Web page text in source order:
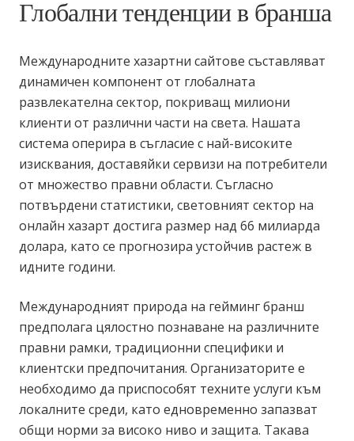
Глобални тенденции в бранша
Международните хазартни сайтове съставляват
динамичен компонент от глобалната
развлекателна сектор, покриващ милиони
клиенти от различни части на света. Нашата
система оперира в съгласие с най-високите
изисквания, доставяйки сервизи на потребители
от множество правни области. Съгласно
потвърдени статистики, световният сектор на
онлайн хазарт достига размер над 66 милиарда
долара, като се прогнозира устойчив растеж в
идните години.
Международният природа на гейминг бранш
предполага цялостно познаване на различните
правни рамки, традиционни специфики и
клиентски предпочитания. Организаторите е
необходимо да приспособят техните услуги към
локалните среди, като едновременно запазват
общи норми за високо ниво и защита. Такава